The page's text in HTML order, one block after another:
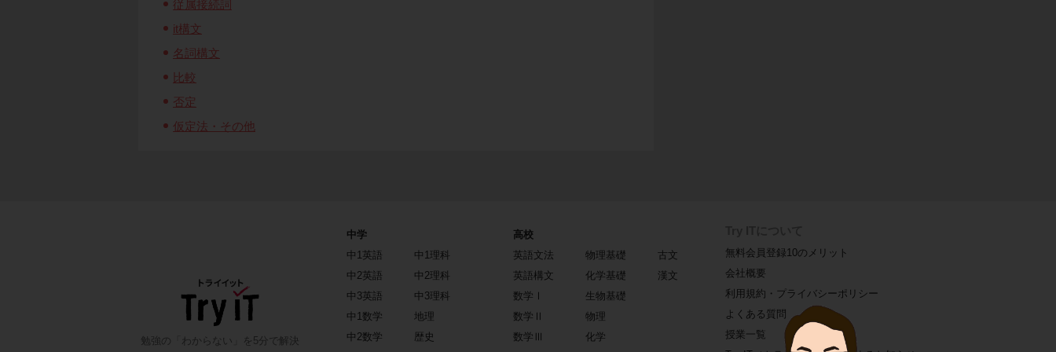
従属接続詞
it構文
名詞構文
比較
否定
仮定法・その他
勉強の「わからない」を5分で解決
中学
中1英語
中2英語
中3英語
中1数学
中2数学
中1理科
中2理科
中3理科
地理
歴史
高校
英語文法
英語構文
数学Ⅰ
数学Ⅱ
数学Ⅲ
物理基礎
化学基礎
生物基礎
物理
化学
古文
漢文
無料会員登録10のメリット
会社概要
利用規約・プライバシーポリシー
よくある質問
授業一覧